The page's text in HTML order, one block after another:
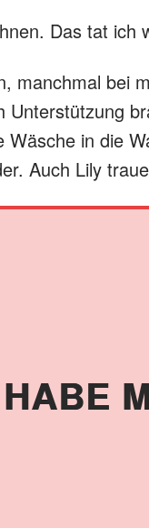
Das tat ich
manchmal bei
Unterstützung
Wäsche in die
Auch Lily